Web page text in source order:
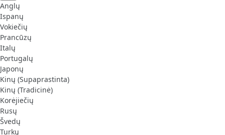
Anglų
Ispanų
Vokiečių
Prancūzų
Italų
Portugalų
Japonų
Kinų (Supaprastinta)
Kinų (Tradicinė)
Korėjiečių
Rusų
Švedų
Turkų